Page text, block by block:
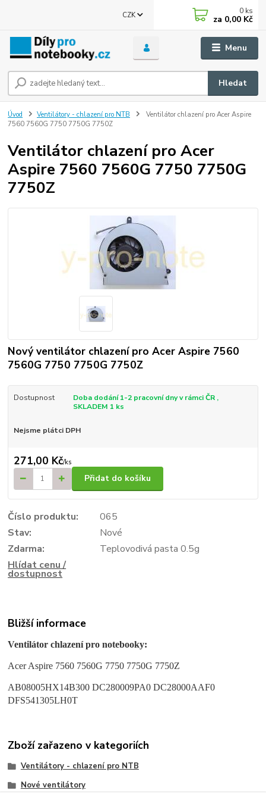
Menu
CZK
Hledat
0 ks
za 0,00 Kč
Úvod Ventilátory - chlazení pro NTB
Ventilátor chlazení pro Acer Aspire
7560 7560G 7750 7750G 7750Z
Ventilátor chlazení pro Acer
Aspire 7560 7560G 7750 7750G
7750Z
Nový ventilátor chlazení pro Acer Aspire 7560
7560G 7750 7750G 7750Z
Dostupnost
Doba dodání 1-2 pracovní dny v rámci ČR ,
SKLADEM 1 ks
Nejsme plátci DPH
271,00 Kč/ks
Přidat do košíku
Číslo produktu:
065
Stav:
Nové
Zdarma:
Teplovodivá pasta 0.5g
Hlídat cenu /
dostupnost
Bližší informace
Ventilátor chlazení pro notebooky:
Acer Aspire 7560 7560G 7750 7750G 7750Z
AB08005HX14B300 DC280009PA0 DC28000AAF0
DFS541305LH0T
Zboží zařazeno v kategoriích
Ventilátory - chlazení pro NTB
Nové ventilátory